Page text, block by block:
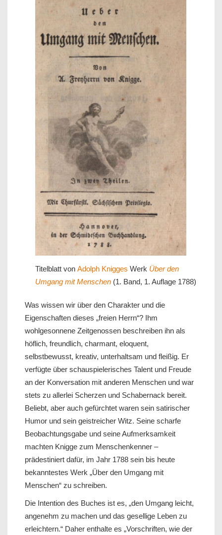
Titelblatt von Adolph Knigges Werk Über den
Umgang mit Menschen (1. Band, 1. Auflage 1788)
Was wissen wir über den Charakter und die
Eigenschaften dieses „freien Herrn“? Ihm
wohlgesonnene Zeitgenossen beschreiben ihn als
höflich, freundlich, charmant, eloquent,
selbstbewusst, kreativ, unterhaltsam und fleißig. Er
verfügte über schauspielerisches Talent und Freude
an der Konversation mit anderen Menschen und war
stets zu allerlei Scherzen und Schabernack bereit.
Beliebt, aber auch gefürchtet waren sein satirischer
Humor und sein geistreicher Witz. Seine scharfe
Beobachtungsgabe und seine Aufmerksamkeit
machten Knigge zum Menschenkenner –
prädestiniert dafür, im Jahr 1788 sein bis heute
bekanntestes Werk „Über den Umgang mit
Menschen“ zu schreiben.
Die Intention des Buches ist es, „den Umgang leicht,
angenehm zu machen und das gesellige Leben zu
erleichtern.“ Daher enthalte es „Vorschriften, wie der